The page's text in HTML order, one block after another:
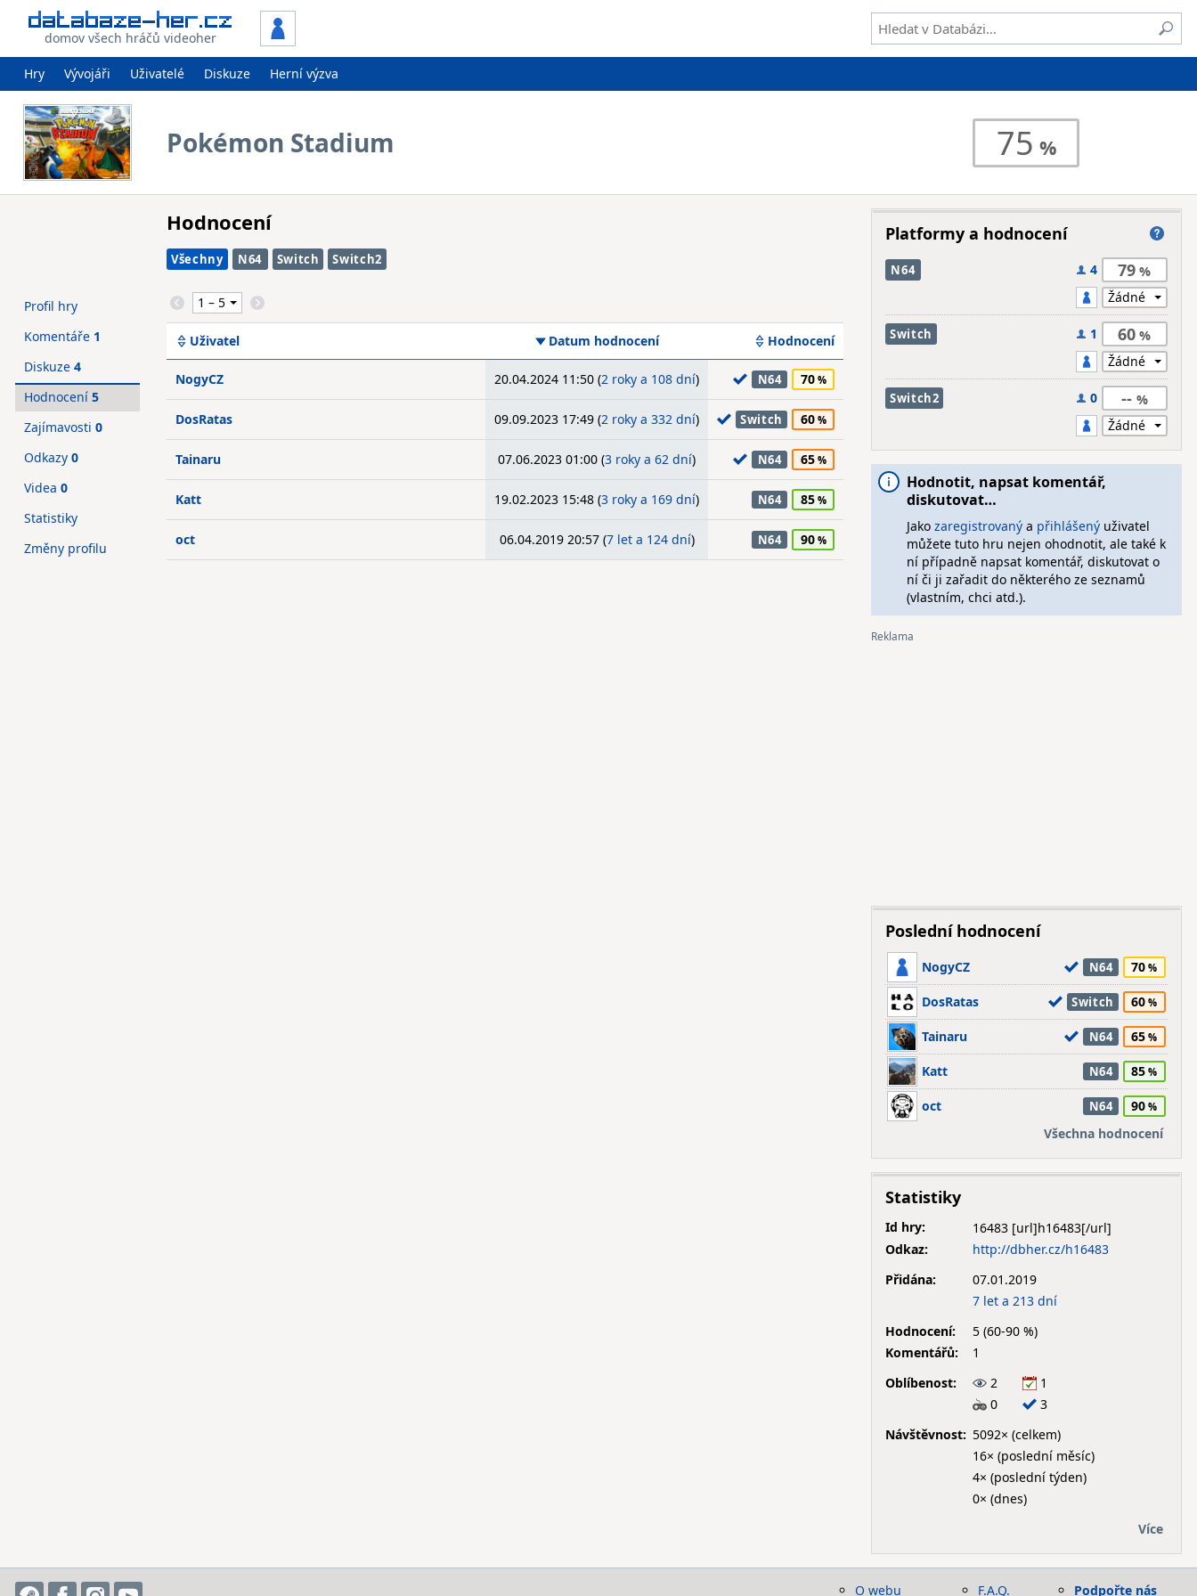
domov všech hráčů videoher
Hry Vývojáři Uživatelé Diskuze Herní výzva
Pokémon Stadium 75
Hodnocení
Všechny N64 Switch Switch2
Uživatel Datum hodnocení Hodnocení
NogyCZ 20.04.2024 11:50 (2 roky a 108 dní) N64 70
DosRatas 09.09.2023 17:49 (2 roky a 332 dní) Switch 60
Tainaru 07.06.2023 01:00 (3 roky a 62 dní) N64 65
Katt 19.02.2023 15:48 (3 roky a 169 dní) N64 85
oct 06.04.2019 20:57 (7 let a 124 dní) N64 90
Profil hry
Komentáře 1
Diskuze 4
Hodnocení 5
Zajímavosti 0
Odkazy 0
Videa 0
Statistiky
Změny profilu
Platformy a hodnocení
N64 4 79
Switch 1 60
Switch2 0 --
Hodnotit, napsat komentář,
diskutovat…
Jako zaregistrovanýa přihlášenýuživatel
můžete tuto hru nejen ohodnotit, ale také k
ní případně napsat komentář, diskutovat o
ní či ji zařadit do některého ze seznamů
(vlastním, chci atd.).
Poslední hodnocení
NogyCZ N64 70
DosRatas Switch 60
Tainaru N64 65
Katt N64 85
oct N64
90
Všechna hodnocení
Statistiky
Id hry:
16483
Odkaz:
http://dbher.cz/h16483
Přidána:
07.01.2019
7 let a 213 dní
Hodnocení:
5 (60-90 %)
Komentářů:
1
Oblíbenost:
2
1
0
3
Návštěvnost: 5092× (celkem)
16× (poslední měsíc)
4× (poslední týden)
0× (dnes)
Více
O webu F.A.Q. Podpořte nás